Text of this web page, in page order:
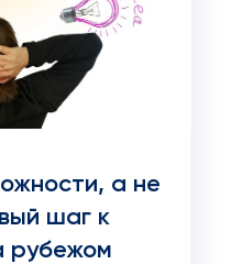
а не
шаг к
рубежом